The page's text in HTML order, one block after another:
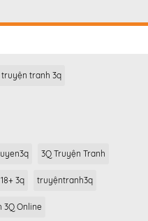
truyện tranh 3q
3Q Truyện Tranh
3q truyệntranh3q
3Q Online